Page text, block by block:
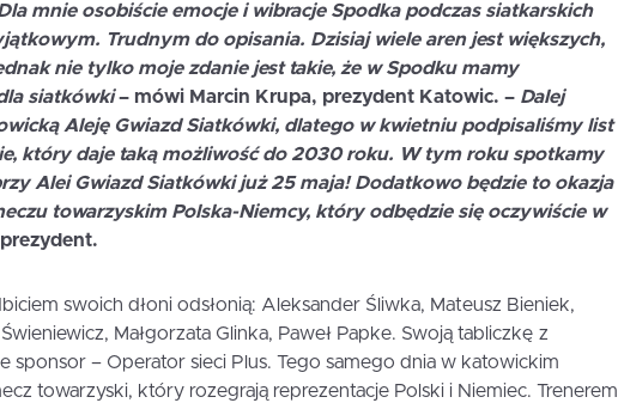
mnie osobiście emocje i wibracje Spodka podczas siatkarskich
Trudnym do opisania. Dzisiaj wiele aren jest większych,
nie tylko moje zdanie jest takie, że w Spodku mamy
siatkówki– mówi Marcin Krupa, prezydent Katowic. – Dalej
Aleję Gwiazd Siatkówki, dlatego w kwietniu podpisaliśmy list
który daje taką możliwość do 2030 roku. W tym roku spotkamy
Alei Gwiazd Siatkówki już 25 maja! Dodatkowo będzie to okazja
towarzyskim Polska-Niemcy, który odbędzie się oczywiście w
swoich dłoni odsłonią: Aleksander Śliwka, Mateusz Bieniek,
Małgorzata Glinka, Paweł Papke. Swoją tabliczkę z
sponsor – Operator sieci Plus. Tego samego dnia w katowickim
towarzyski, który rozegrają reprezentacje Polski i Niemiec. Trenerem